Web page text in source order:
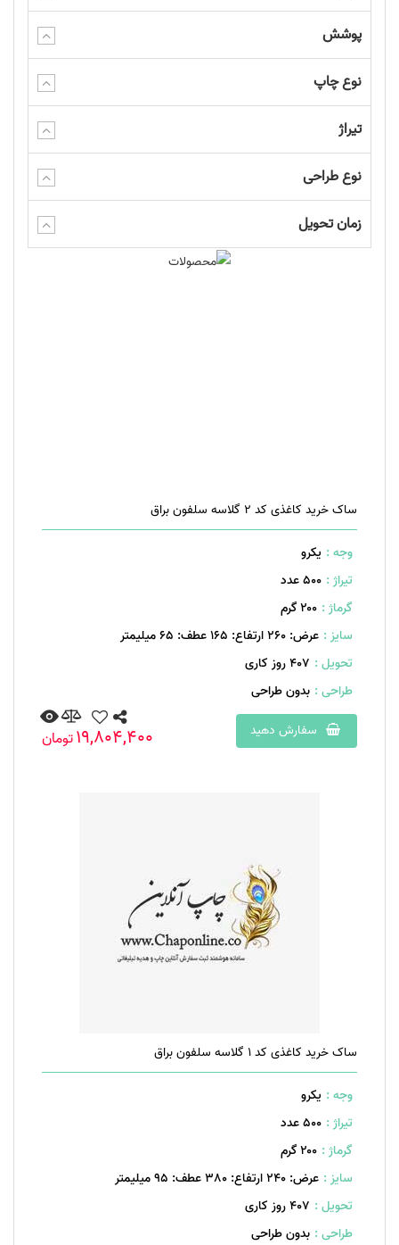
پوشش
نوع چاپ
تیراژ
نوع طراحی
زمان تحویل
ساک خرید کاغذی کد 2 گلاسه سلفون براق
وجه : یکرو
تیراژ : 500 عدد
گرماژ : ۲۰۰ گرم
سایز : عرض: 260 ارتفاع: 165 عطف: 65 میلیمتر
تحویل : 407 روز کاری
طراحی : بدون طراحی
سفارش دهید
19,804,400تومان
ساک خرید کاغذی کد 1 گلاسه سلفون براق
وجه : یکرو
تیراژ : 500 عدد
گرماژ : ۲۰۰ گرم
سایز : عرض: 240 ارتفاع: 380 عطف: 95 میلیمتر
تحویل : 407 روز کاری
طراحی : بدون طراحی